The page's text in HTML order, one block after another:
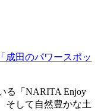
成田のパワースポッ
る「NARITA Enjoy
そして自然豊かな土